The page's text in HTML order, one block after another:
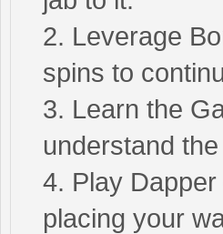
2. Leverage
spins to
3. Learn the
understand
4. Play
placing your